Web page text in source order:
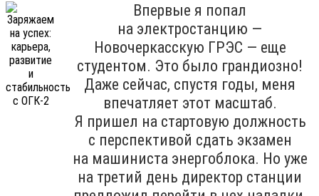
Впервые я попал
на электростанцию —
Новочеркасскую ГРЭС — еще
студентом. Это было грандиозно!
Даже сейчас, спустя годы, меня
впечатляет этот масштаб.
Я пришел на стартовую должность
с перспективой сдать экзамен
на машиниста энергоблока. Но уже
на третий день директор станции